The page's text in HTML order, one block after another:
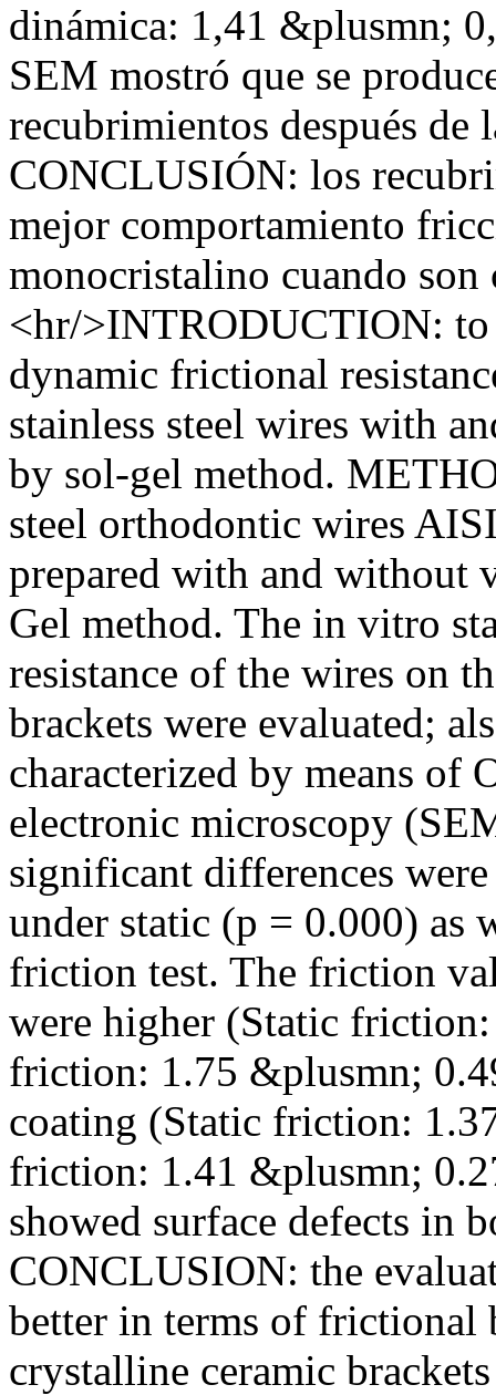
dinámica: 1,41 &plusmn;
SEM mostró que se
recubrimientos después de
CONCLUSIÓN: los
mejor comportamiento
monocristalino cuando
<hr/>INTRODUCTION: to
dynamic frictional
stainless steel wires with
by sol-gel method.
steel orthodontic wires
prepared with and without
Gel method. The in vitro
resistance of the wires on
brackets were evaluated;
characterized by means of
electronic microscopy
significant differences
under static (p = 0.000) as
friction test. The friction
were higher (Static
friction: 1.75 &plusmn;
coating (Static friction:
friction: 1.41 &plusmn;
showed surface defects in
CONCLUSION: the
better in terms of frictional
crystalline ceramic